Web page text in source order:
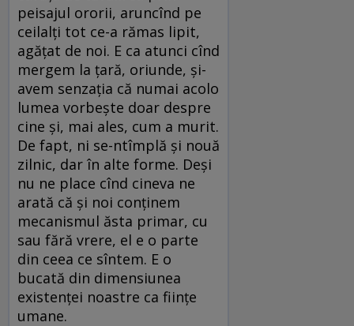
peisajul ororii, aruncînd pe
ceilalți tot ce-a rămas lipit,
agățat de noi. E ca atunci cînd
mergem la țară, oriunde, și-
avem senzația că numai acolo
lumea vorbește doar despre
cine și, mai ales, cum a murit.
De fapt, ni se-ntîmplă și nouă
zilnic, dar în alte forme. Deși
nu ne place cînd cineva ne
arată că și noi conținem
mecanismul ăsta primar, cu
sau fără vrere, el e o parte
din ceea ce sîntem. E o
bucată din dimensiunea
existenței noastre ca ființe
umane.